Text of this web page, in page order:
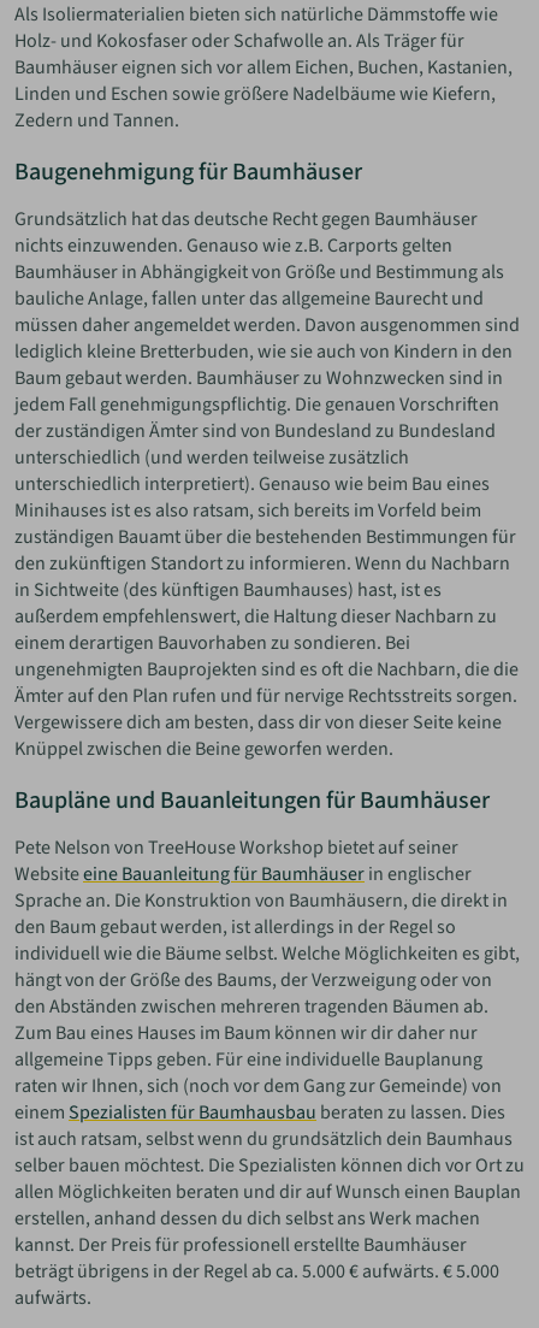
Als Isoliermaterialien bieten sich natürliche Dämmstoffe wie
Holz- und Kokosfaser oder Schafwolle an. Als Träger für
Baumhäuser eignen sich vor allem Eichen, Buchen, Kastanien,
Linden und Eschen sowie größere Nadelbäume wie Kiefern,
Zedern und Tannen.
Baugenehmigung für Baumhäuser
Grundsätzlich hat das deutsche Recht gegen Baumhäuser
nichts einzuwenden. Genauso wie z.B. Carports gelten
Baumhäuser in Abhängigkeit von Größe und Bestimmung als
bauliche Anlage, fallen unter das allgemeine Baurecht und
müssen daher angemeldet werden. Davon ausgenommen sind
lediglich kleine Bretterbuden, wie sie auch von Kindern in den
Baum gebaut werden. Baumhäuser zu Wohnzwecken sind in
jedem Fall genehmigungspflichtig. Die genauen Vorschriften
der zuständigen Ämter sind von Bundesland zu Bundesland
unterschiedlich (und werden teilweise zusätzlich
unterschiedlich interpretiert). Genauso wie beim Bau eines
Minihauses ist es also ratsam, sich bereits im Vorfeld beim
zuständigen Bauamt über die bestehenden Bestimmungen für
den zukünftigen Standort zu informieren. Wenn du Nachbarn
in Sichtweite (des künftigen Baumhauses) hast, ist es
außerdem empfehlenswert, die Haltung dieser Nachbarn zu
einem derartigen Bauvorhaben zu sondieren. Bei
ungenehmigten Bauprojekten sind es oft die Nachbarn, die die
Ämter auf den Plan rufen und für nervige Rechtsstreits sorgen.
Vergewissere dich am besten, dass dir von dieser Seite keine
Knüppel zwischen die Beine geworfen werden.
Baupläne und Bauanleitungen für Baumhäuser
Pete Nelson von TreeHouse Workshop bietet auf seiner
Websiteeine Bauanleitung für Baumhäuserin englischer
Sprache an. Die Konstruktion von Baumhäusern, die direkt in
den Baum gebaut werden, ist allerdings in der Regel so
individuell wie die Bäume selbst. Welche Möglichkeiten es gibt,
hängt von der Größe des Baums, der Verzweigung oder von
den Abständen zwischen mehreren tragenden Bäumen ab.
Zum Bau eines Hauses im Baum können wir dir daher nur
allgemeine Tipps geben. Für eine individuelle Bauplanung
raten wir Ihnen, sich (noch vor dem Gang zur Gemeinde) von
einem Spezialisten für Baumhausbau beraten zu lassen. Dies
ist auch ratsam, selbst wenn du grundsätzlich dein Baumhaus
selber bauen möchtest. Die Spezialisten können dich vor Ort zu
allen Möglichkeiten beraten und dir auf Wunsch einen Bauplan
erstellen, anhand dessen du dich selbst ans Werk machen
kannst. Der Preis für professionell erstellte Baumhäuser
beträgt übrigens in der Regel ab ca. 5.000 € aufwärts. € 5.000
aufwärts.